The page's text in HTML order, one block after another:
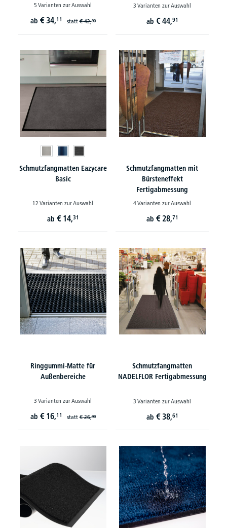
5 Varianten zur Auswahl
ab € 34,11 statt€ 42,90
3 Varianten zur Auswahl
ab € 44,91
Schmutzfangmatten Eazycare
Basic
12 Varianten zur Auswahl
ab € 14,31
Schmutzfangmatten mit
Bürsteneffekt
Fertigabmessung
4 Varianten zur Auswahl
ab € 28,71
Ringgummi-Matte für
Außenbereiche
3 Varianten zur Auswahl
ab € 16,11 statt€ 26,90
Schmutzfangmatten
NADELFLOR Fertigabmessung
3 Varianten zur Auswahl
ab € 38,61